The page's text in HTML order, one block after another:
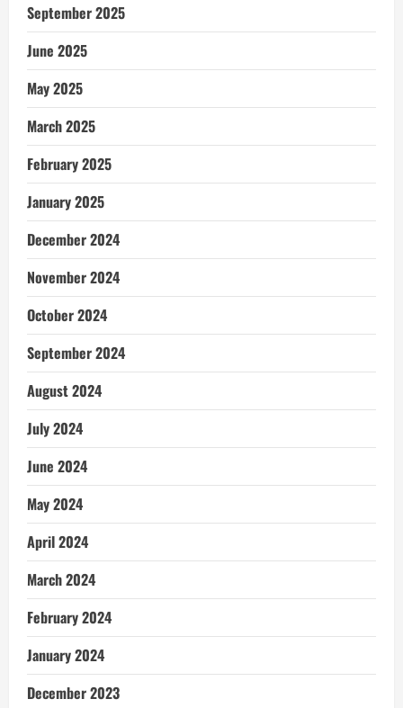
September 2025
June 2025
May 2025
March 2025
February 2025
January 2025
December 2024
November 2024
October 2024
September 2024
August 2024
July 2024
June 2024
May 2024
April 2024
March 2024
February 2024
January 2024
December 2023